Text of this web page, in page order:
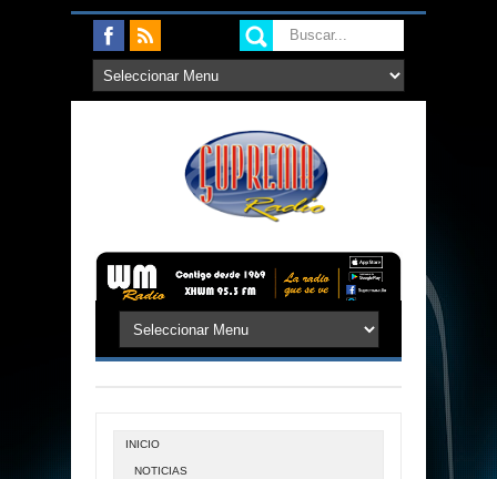
INICIO
NOTICIAS